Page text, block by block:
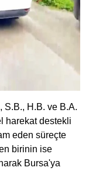
S.B., H.B. ve B.A.
harekat destekli
eden süreçte
birinin ise
Bursa'ya